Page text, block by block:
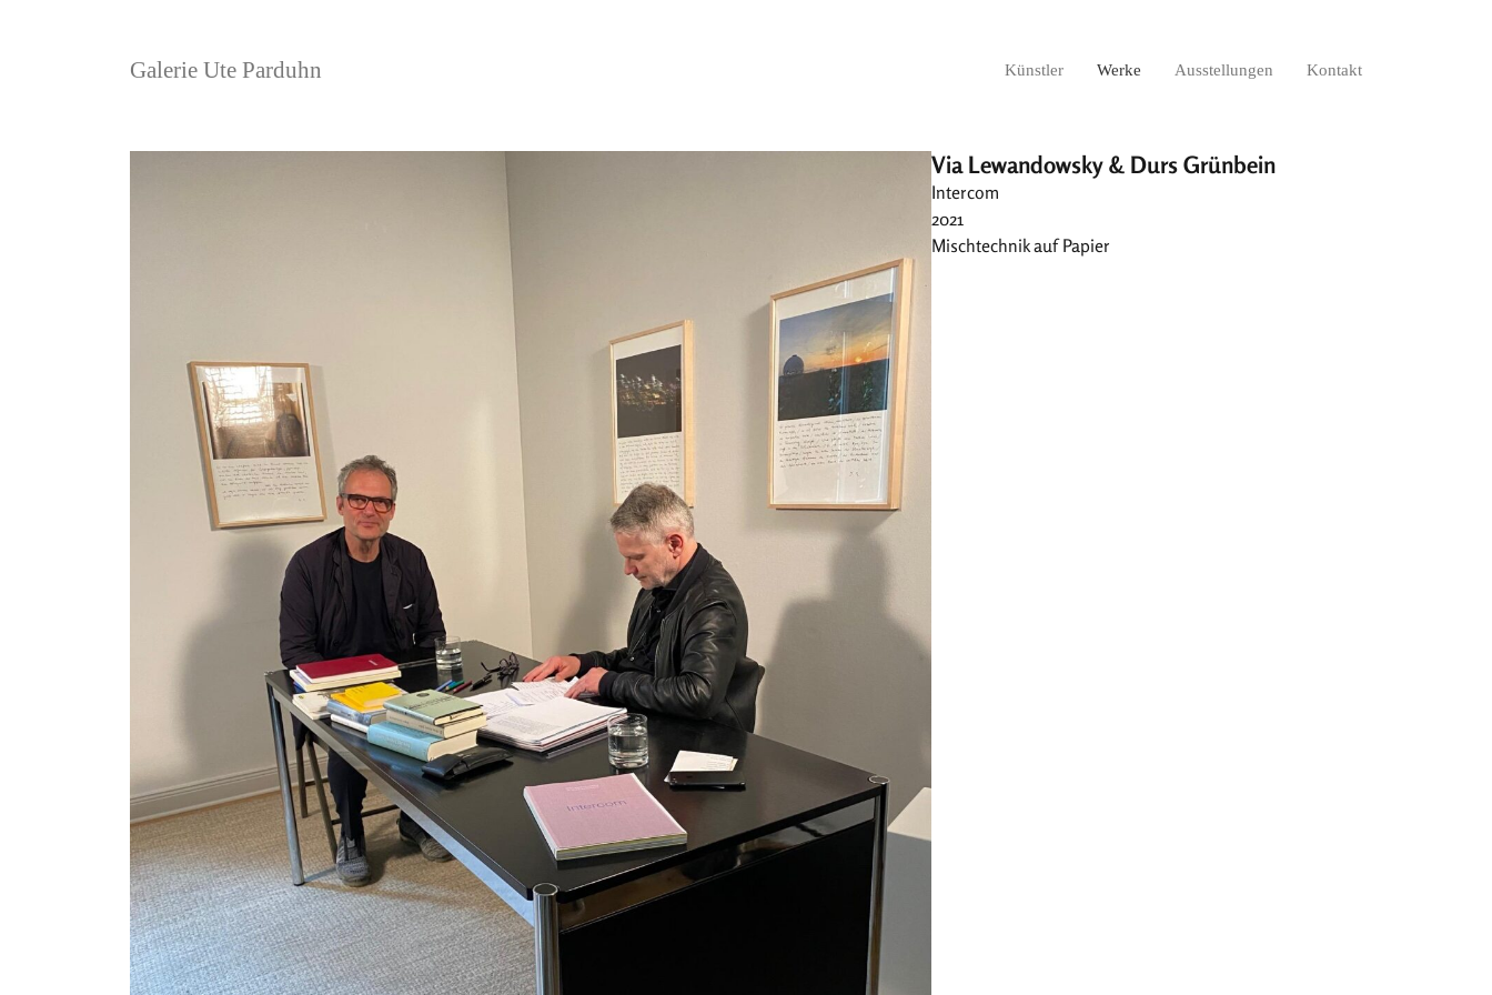
Galerie Ute Parduhn Künstler Werke Ausstellungen Kontakt
Via Lewandowsky & Durs Grünbein
Intercom
2021
Mischtechnik auf Papier